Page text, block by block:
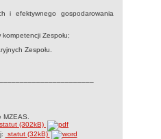
i efektywnego gospodarowania
kompetencji Zespołu;
Zespołu.
MZEAS.
statut (302kB)
statut (32kB)